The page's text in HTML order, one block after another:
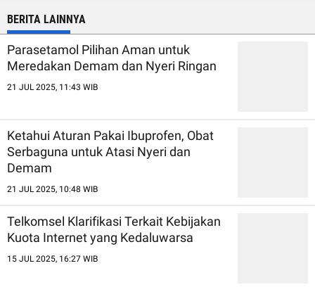
BERITA LAINNYA
Parasetamol Pilihan Aman untuk
Meredakan Demam dan Nyeri Ringan
21 JUL 2025, 11:43 WIB
Ketahui Aturan Pakai Ibuprofen, Obat
Serbaguna untuk Atasi Nyeri dan
Demam
21 JUL 2025, 10:48 WIB
Telkomsel Klarifikasi Terkait Kebijakan
Kuota Internet yang Kedaluwarsa
15 JUL 2025, 16:27 WIB